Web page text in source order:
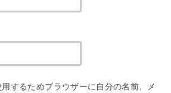
するためブラウザーに自分の名前、メ